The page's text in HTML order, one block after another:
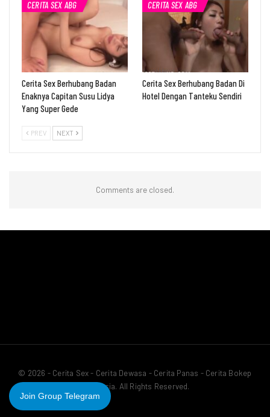
CERITA SEX ABG
Cerita Sex Berhubang Badan
Enaknya Capitan Susu Lidya
Yang Super Gede
CERITA SEX ABG
Cerita Sex Berhubang Badan Di
Hotel Dengan Tanteku Sendiri
PREV NEXT
Comments are closed.
© 2026 - Cerita Sex - Cerita Dewasa - Cerita Panas - Cerita Bokep
Indonesia. All Rights Reserved.
Join Group Telegram